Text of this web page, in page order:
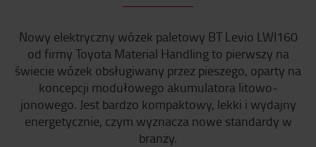
Nowy elektryczny wózek paletowy BT Levio LWI160
od firmy Toyota Material Handling to pierwszy na
świecie wózek obsługiwany przez pieszego, oparty na
koncepcji modułowego akumulatora litowo-
jonowego. Jest bardzo kompaktowy, lekki i wydajny
energetycznie, czym wyznacza nowe standardy w
branży.